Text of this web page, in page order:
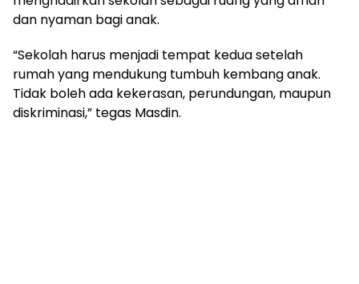
dan nyaman bagi anak.
“Sekolah harus menjadi tempat kedua setelah
rumah yang mendukung tumbuh kembang anak.
Tidak boleh ada kekerasan, perundungan, maupun
diskriminasi,” tegas Masdin.